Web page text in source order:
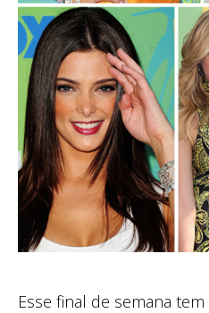
Esse final de semana tem